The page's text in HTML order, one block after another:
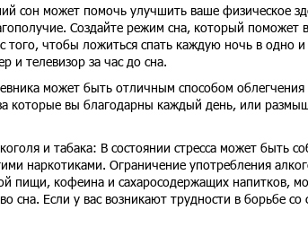
сон может помочь улучшить ваше физическое
Создайте режим сна, который поможет
того, чтобы ложиться спать каждую ночь в одно
и телевизор за час до сна.
может быть отличным способом облегчения
которые вы благодарны каждый день, или
и табака: В состоянии стресса может быть
наркотиками. Ограничение употребления
пищи, кофеина и сахаросодержащих напитков,
сна. Если у вас возникают трудности в борьбе со